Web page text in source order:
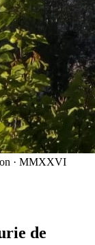
· MMXXVI
de